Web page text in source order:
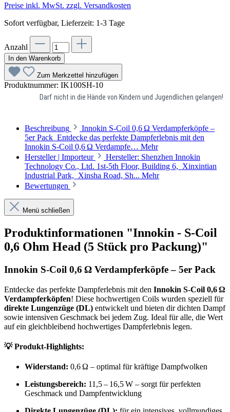
Preise inkl. MwSt. zzgl. Versandkosten
Sofort verfügbar, Lieferzeit: 1-3 Tage
Anzahl
In den Warenkorb
Zum Merkzettel hinzufügen
Produktnummer: IK100SH-10
Darf nicht in die Hände von Kindern und Jugendlichen gelangen!
Beschreibung
Innokin S-Coil 0,6 Ω Verdampferköpfe –
5er Pack Entdecke das perfekte Dampferlebnis mit den
Innokin S-Coil 0,6 Ω Verdampfe… Mehr
Hersteller | Importeur
Hersteller: Shenzhen Innokin
Technology Co., Ltd. 1st-5th Floor, Building 6, Xinxintian
Industrial Park, Xinsha Road, Sh... Mehr
Bewertungen
Menü schließen
Produktinformationen "Innokin - S-Coil
0,6 Ohm Head (5 Stück pro Packung)"
Innokin S-Coil 0,6 Ω Verdampferköpfe – 5er Pack
Entdecke das perfekte Dampferlebnis mit den Innokin S-Coil 0,6 Ω
Verdampferköpfen! Diese hochwertigen Coils wurden speziell für
direkte Lungenzüge (DL) entwickelt und bieten dir dichten Dampf
sowie intensiven Geschmack bei jedem Zug. Ideal für alle, die Wert
auf ein gleichbleibend hochwertiges Dampferlebnis legen.
💡Produkt-Highlights:
Widerstand: 0,6 Ω – optimal für kräftige Dampfwolken
Leistungsbereich: 11,5 – 16,5 W – sorgt für perfekten
Geschmack und Dampfentwicklung